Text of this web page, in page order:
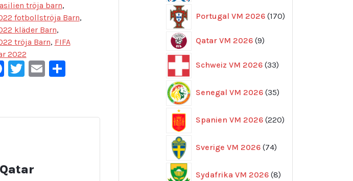
tröja barn,
fotbollströja Barn,
kläder Barn,
tröja Barn, FIFA
2022
Facebook
Twitter
Email
Dela
Portugal VM 2026 170
produkter
Qatar VM 2026 99
Schweiz VM 2026 33
produkter
Senegal VM 2026 35
produkter
Spanien VM 2026 220
produkter
Sverige VM 2026 74
produkter
Sydafrika VM 2026 8